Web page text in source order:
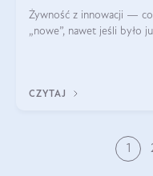
Żywność z innowacji —
„nowe”, nawet jeśli było
CZYTAJ
1